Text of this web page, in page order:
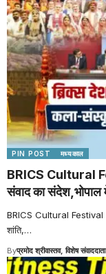
PIN POST मध्यकाल
BRICS Cultural
संवाद का संदेश,भोपाल
BRICS Cultural Festival :
शांति,…
Byप्रमोद श्रीवास्तव, विशेष संवाददाता